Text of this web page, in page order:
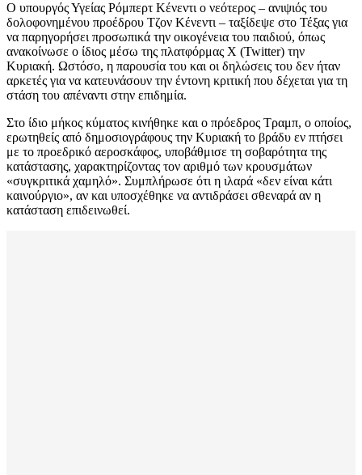
Ο υπουργός Υγείας Ρόμπερτ Κένεντι ο νεότερος – ανιψιός του
δολοφονημένου προέδρου Τζον Κένεντι – ταξίδεψε στο Τέξας για
να παρηγορήσει προσωπικά την οικογένεια του παιδιού, όπως
ανακοίνωσε ο ίδιος μέσω της πλατφόρμας X (Twitter) την
Κυριακή. Ωστόσο, η παρουσία του και οι δηλώσεις του δεν ήταν
αρκετές για να κατευνάσουν την έντονη κριτική που δέχεται για τη
στάση του απέναντι στην επιδημία.
Στο ίδιο μήκος κύματος κινήθηκε και ο πρόεδρος Τραμπ, ο οποίος,
ερωτηθείς από δημοσιογράφους την Κυριακή το βράδυ εν πτήσει
με το προεδρικό αεροσκάφος, υποβάθμισε τη σοβαρότητα της
κατάστασης, χαρακτηρίζοντας τον αριθμό των κρουσμάτων
«συγκριτικά χαμηλό». Συμπλήρωσε ότι η ιλαρά «δεν είναι κάτι
καινούργιο», αν και υποσχέθηκε να αντιδράσει σθεναρά αν η
κατάσταση επιδεινωθεί.